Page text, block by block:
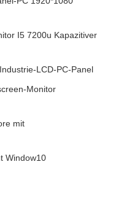
I5 7200u Kapazitiver
LCD-PC-Panel
Monitor
mit
Window10